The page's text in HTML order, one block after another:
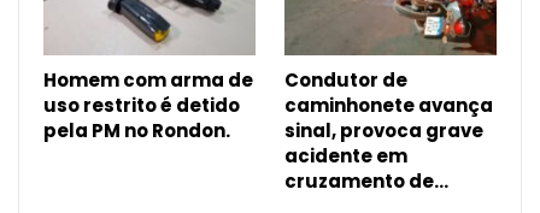
Homem com arma de
uso restrito é detido
pela PM no Rondon.
Condutor de
caminhonete avança
sinal, provoca grave
acidente em
cruzamento de…